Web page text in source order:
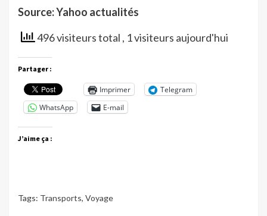
Source: Yahoo actualités
496 visiteurs total , 1 visiteurs aujourd'hui
Partager :
Imprimer
Telegram
WhatsApp
E-mail
J’aime ça :
Tags: Transports, Voyage